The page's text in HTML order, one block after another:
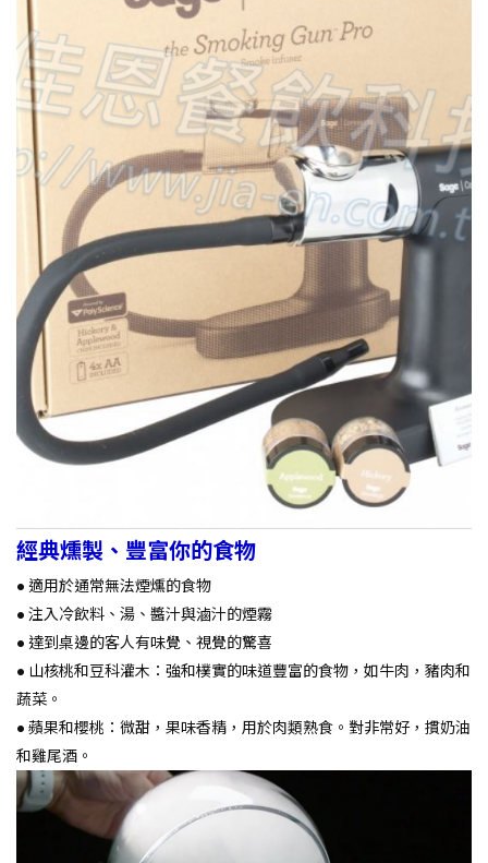
經典燻製、 豐富你的食物
● 適用於通常無法煙燻的食物
● 注入冷飲料、湯、醬汁與滷汁的煙霧
● 達到桌邊的客人有味覺、視覺的驚喜
● 山核桃和豆科灌木：強和樸實的味道豐富的食物，如牛肉，豬肉和
蔬菜。
● 蘋果和櫻桃：微甜，果味香精，用於肉類熟食。對非常好，摜奶油
和雞尾酒。